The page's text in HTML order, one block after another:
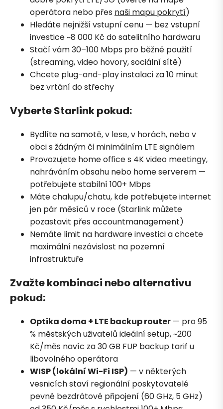
operátora nebo přes naši mapu pokrytí)
Hledáte nejnižší vstupní cenu — bez vstupní
investice ~8 000 Kč do satelitního hardwaru
Stačí vám 30–100 Mbps pro běžné použití
(streaming, video hovory, sociální sítě)
Chcete plug-and-play instalaci za 10 minut
bez vrtání do střechy
Vyberte Starlink pokud:
Bydlíte na samotě, v lese, v horách, nebo v
obci s žádným či minimálním LTE signálem
Provozujete home office s 4K video meetingy,
nahráváním obsahu nebo home serverem —
potřebujete stabilní 100+ Mbps
Máte chalupu/chatu, kde potřebujete internet
jen pár měsíců v roce (Starlink můžete
pozastavit přes accountmanagement)
Nemáte limit na hardware investici a chcete
maximální nezávislost na pozemní
infrastruktuře
Zvažte kombinaci nebo alternativu
pokud:
Optika doma + LTE backup router — pro 95
% městských uživatelů ideální setup, ~200
Kč/měs navíc za 30 GB FUP backup tarif u
libovolného operátora
WISP (lokální Wi-Fi ISP) — v některých
vesnicích staví regionální poskytovatelé
pevné bezdrátové připojení (60 GHz, 5 GHz)